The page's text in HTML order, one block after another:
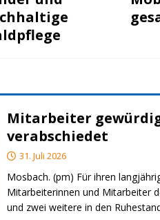
Mitarbeiter
verabschiedet
31. Juli 2026
Mosbach. (pm) Für ihren
Mitarbeiterinnen und Mitarbeiter
und zwei weitere in den